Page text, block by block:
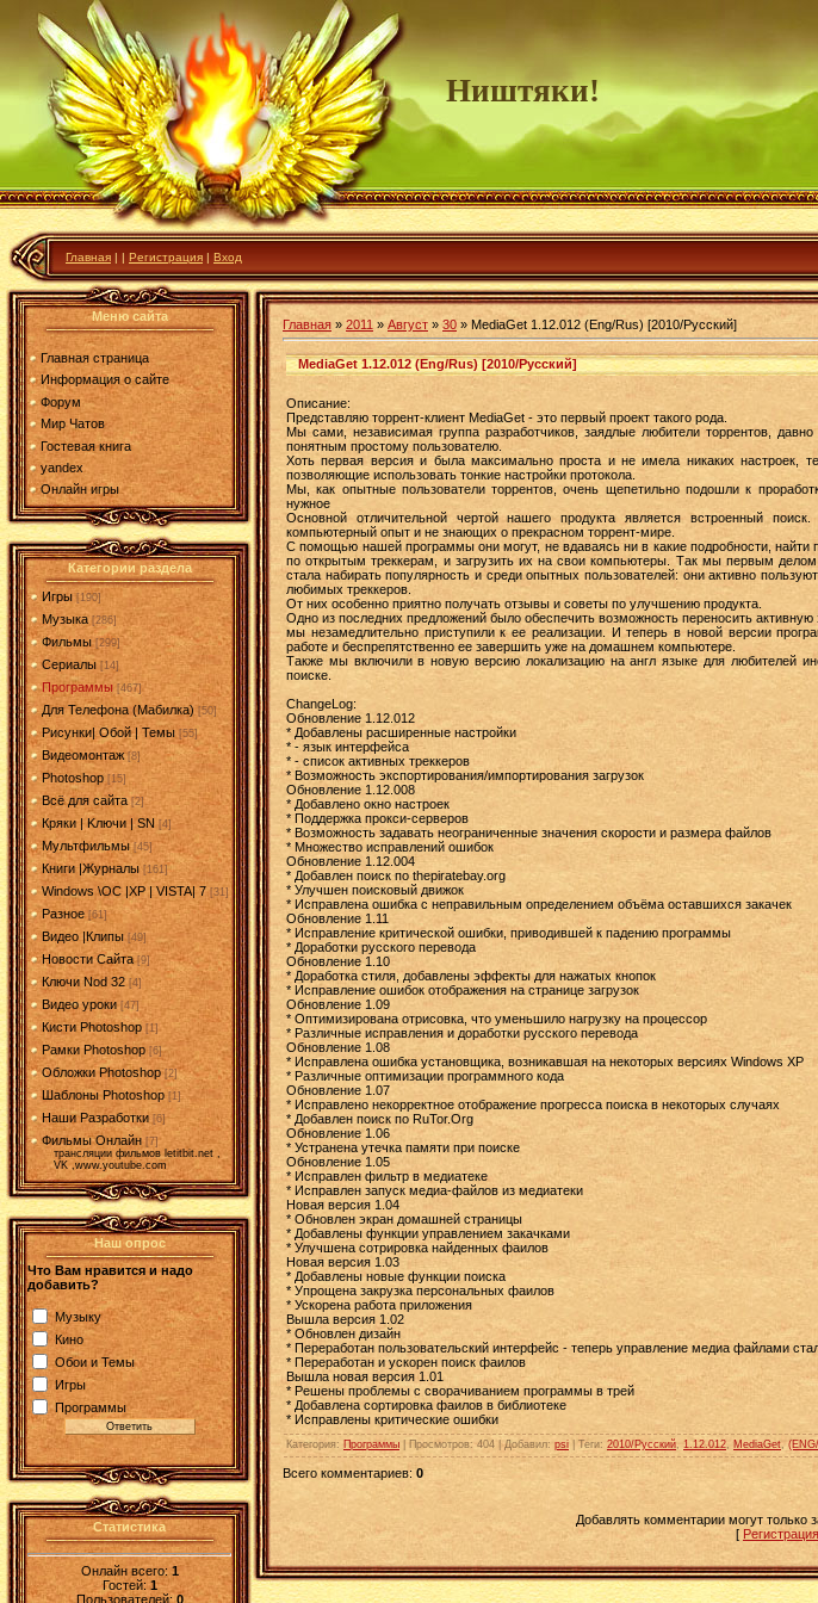
Ништяки!
Главная | | Регистрация | Вход
Меню сайта
Главная страница
Информация о сайте
Форум
Мир Чатов
Гостевая книга
yandex
Онлайн игры
Категории раздела
Игры [190]
Музыка [286]
Фильмы [299]
Сериалы [14]
Программы [467]
Для Телефона (Мабилка) [50]
Рисунки| Обой | Темы [55]
Видеомонтаж [8]
Photoshop [15]
Всё для сайта [2]
Кряки | Kлючи | SN [4]
Мультфильмы [45]
Книги |Журналы [161]
Windows \OC |XP | VISTA| 7 [31]
Разное [61]
Видео |Клипы [49]
Новости Сайта [9]
Ключи Nod 32 [4]
Видео уроки [47]
Кисти Photoshop [1]
Рамки Photoshop [6]
Обложки Photoshop [2]
Шаблоны Photoshop [1]
Наши Разработки [6]
Фильмы Онлайн [7]
трансляции фильмов letitbit.net ,
VK ,www.youtube.com
Наш опрос
Что Вам нравится и надо
добавить?
Музыку
Кино
Обои и Темы
Игры
Программы
Статистика
Онлайн всего:1
Гостей:1
Пользователей: 0
Главная » 2011 » Август » 30 » MediaGet 1.12.012 (Eng/Rus) [2010/Русский]
MediaGet 1.12.012 (Eng/Rus) [2010/Русский]
Описание:
Представляю торрент-клиент MediaGet - это первый проект такого рода.
Мы сами, независимая группа разработчиков, заядлые любители торрентов,
понятным простому пользователю.
Хоть первая версия и была максимально проста и не имела никаких настроек,
позволяющие использовать тонкие настройки протокола.
Мы, как опытные пользователи торрентов, очень щепетильно подошли к
нужное
Основной отличительной чертой нашего продукта является встроенный
компьютерный опыт и не знающих о прекрасном торрент-мире.
С помощью нашей программы они могут, не вдаваясь ни в какие подробности,
по открытым треккерам, и загрузить их на свои компьютеры. Так мы первым
стала набирать популярность и среди опытных пользователей: они активно
любимых треккеров.
От них особенно приятно получать отзывы и советы по улучшению продукта.
Одно из последних предложений было обеспечить возможность переносить
мы незамедлительно приступили к ее реализации. И теперь в новой версии
работе и беспрепятственно ее завершить уже на домашнем компьютере.
Также мы включили в новую версию локализацию на англ языке для любителей
поиске.
ChangeLog:
Обновление 1.12.012
* Добавлены расширенные настройки
* - язык интерфейса
* - список активных треккеров
* Возможность экспортирования/импортирования загрузок
Обновление 1.12.008
* Добавлено окно настроек
* Поддержка прокси-серверов
* Возможность задавать неограниченные значения скорости и размера файлов
* Множество исправлений ошибок
Обновление 1.12.004
* Добавлен поиск по thepiratebay.org
* Улучшен поисковый движок
* Исправлена ошибка с неправильным определением объёма оставшихся закачек
Обновление 1.11
* Исправление критической ошибки, приводившей к падению программы
* Доработки русского перевода
Обновление 1.10
* Доработка стиля, добавлены эффекты для нажатых кнопок
* Исправление ошибок отображения на странице загрузок
Обновление 1.09
* Оптимизирована отрисовка, что уменьшило нагрузку на процессор
* Различные исправления и доработки русского перевода
Обновление 1.08
* Исправлена ошибка установщика, возникавшая на некоторых версиях Windows XP
* Различные оптимизации программного кода
Обновление 1.07
* Исправлено некорректное отображение прогресса поиска в некоторых случаях
* Добавлен поиск по RuTor.Org
Обновление 1.06
* Устранена утечка памяти при поиске
Обновление 1.05
* Исправлен фильтр в медиатеке
* Исправлен запуск медиа-файлов из медиатеки
Новая версия 1.04
* Обновлен экран домашней страницы
* Добавлены функции управлением закачками
* Улучшена сотрировка найденных фаилов
Новая версия 1.03
* Добавлены новые функции поиска
* Упрощена закрузка персональных фаилов
* Ускорена работа приложения
Вышла версия 1.02
* Обновлен дизайн
* Переработан пользовательский интерфейс - теперь управление медиа файлами
* Переработан и ускорен поиск фаилов
Вышла новая версия 1.01
* Решены проблемы с сворачиванием программы в трей
* Добавлена сортировка фаилов в библиотеке
* Исправлены критические ошибки
Категория: Программы Просмотров: 404 | Добавил: psi Теги: 2010/Русский 1.12.012 MediaGet ,
Всего комментариев: 0
Добавлять комментарии могут только
[ Регистрация